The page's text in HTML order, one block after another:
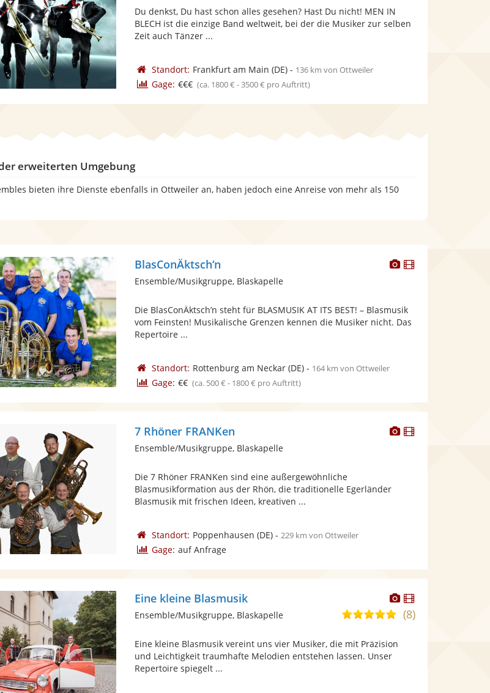
Du denkst, Du hast schon alles gesehen? Hast Du nicht! MEN IN
BLECH ist die einzige Band weltweit, bei der die Musiker zur selben
Zeit auch Tänzer ...
Standort: Frankfurt am Main (DE)- 136 km von Ottweiler
Gage: €€€ (ca. 1800 € - 3500 € pro Auftritt)
erweiterten Umgebung
bieten ihre Dienste ebenfalls in Ottweiler an, haben jedoch eine Anreise von mehr als 150
Dieser
Fotos
bereit.
Dieser
BlasConÄktsch‘n
Ensemble/Musikgruppe, Blaskapelle
Die BlasConÄktsch’n steht für BLASMUSIK AT ITS BEST! – Blasmusik
vom Feinsten! Musikalische Grenzen kennen die Musiker nicht. Das
Repertoire ...
Standort: Rottenburg am Neckar(DE)- 164 km von Ottweiler
Gage: €€ (ca. 500 € - 1800 € pro Auftritt)
DieserDieser
7 Rhöner FRANKen
Ensemble/Musikgruppe, Blaskapelle
Die 7 Rhöner FRANKen sind eine außergewöhnliche
Blasmusikformation aus der Rhön, die traditionelle Egerländer
Blasmusik mit frischen Ideen, kreativen ...
Standort: Poppenhausen (DE)- 229 km von Ottweiler
Gage: auf Anfrage
Dieser
Künstler
stellt
Dieser
Künstler
Eine kleine Blasmusik
4,9
5
(8)
Ensemble/Musikgruppe, Blaskapelle
Eine kleine Blasmusik vereint uns vier Musiker, die mit Präzision
und Leichtigkeit traumhafte Melodien entstehen lassen. Unser
Repertoire spiegelt ...